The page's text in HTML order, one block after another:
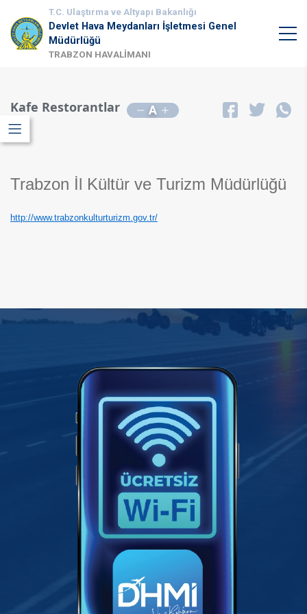
T.C. Ulaştırma ve Altyapı Bakanlığı
Devlet Hava Meydanları İşletmesi Genel
Müdürlüğü
TRABZON HAVALİMANI
Kafe Restorantlar A
Trabzon İl Kültür ve Turizm Müdürlüğü
http://www.trabzonkulturturizm.gov.tr/